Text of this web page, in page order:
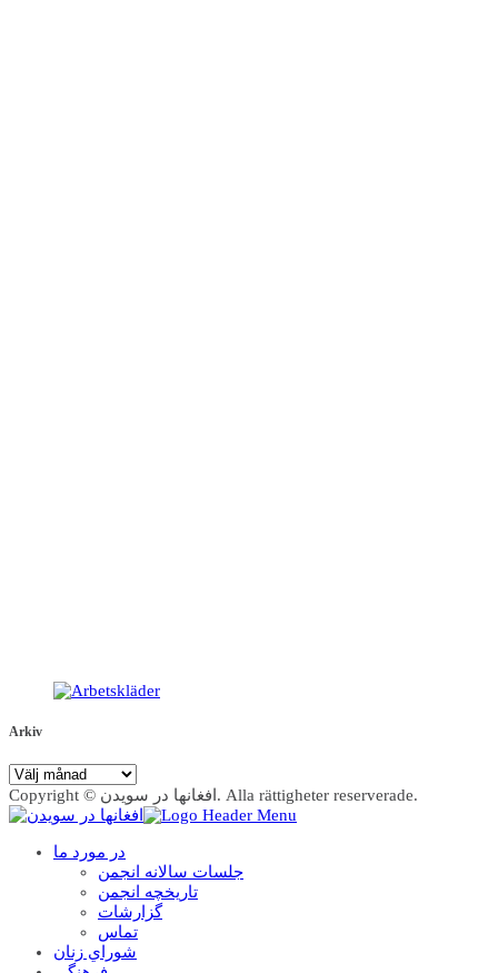
Arkiv
Arkiv
Copyright © افغانها در سویدن. Alla rättigheter reserverade.
در مورد ما
جلسات سالانه انجمن
تاریخچه انجمن
گزارشات
تماس
شوراي زنان